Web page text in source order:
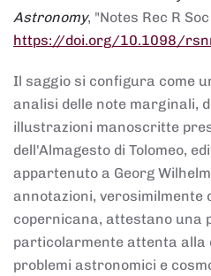
Astronomy, "Notes Rec R
https://doi.org/10.1098/
Il saggio si configura come
analisi delle note marginali,
illustrazioni manoscritte
dell'Almagesto di Tolomeo,
appartenuto a Georg
annotazioni, verosimilmente
copernicana, attestano una
particolarmente attenta alla
problemi astronomici e